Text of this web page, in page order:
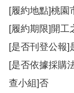
[履約地點]桃園
[履約期限]開工
[是否刊登公報]
[是否依據採購
查小組]否